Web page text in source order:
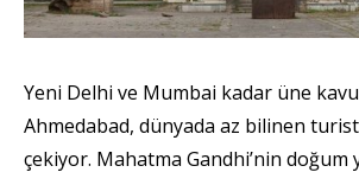
Yeni Delhi ve Mumbai kadar üne
Ahmedabad, dünyada az bilinen
çekiyor. Mahatma Gandhi’nin doğum